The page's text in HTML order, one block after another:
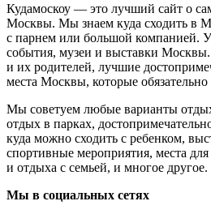
Кудамоскоу — это лучший сайт о
Москвы. Мы знаем куда сходить в
с парнем или большой компанией.
события, музеи и выставки
и их родителей, лучшие
места Москвы, которые обязательно
Мы советуем любые варианты
отдых в парках,
куда можно сходить с ребенком,
спортивные мероприятия, места
и отдыха с семьей, и многое другое.
Мы в социальных сетях